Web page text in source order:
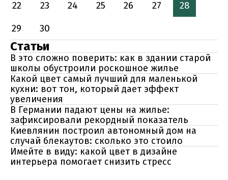
22
23 24 25 26 27
28
29
30
Статьи
В это сложно поверить: как в здании старой
школы обустроили роскошное жилье
Какой цвет самый лучший для маленькой
кухни: вот тон, который дает эффект
увеличения
В Германии падают цены на жилье:
зафиксировали рекордный показатель
Киевлянин построил автономный дом на
случай блекаутов: сколько это стоило
Имейте в виду: какой цвет в дизайне
интерьера помогает снизить стресс